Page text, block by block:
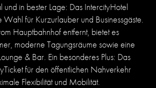
in bester Lage: Das IntercityHotel
Wahl für Kurzurlauber und Businessgäste.
Hauptbahnhof entfernt, bietet es
moderne Tagungsräume sowie eine
& Bar. Ein besonderes Plus: Das
für den öffentlichen Nahverkehr
Flexibilität und Mobilität.